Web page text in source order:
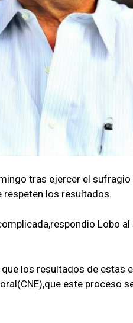
tras ejercer el sufragio
respeten los resultados.
Lobo
los resultados de estas
este proceso